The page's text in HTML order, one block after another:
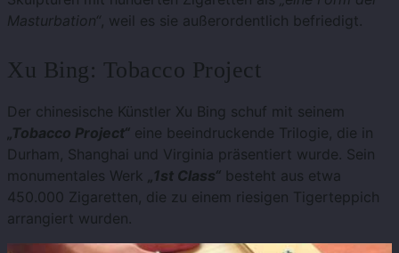
Masturbation“ , weil es sie außerordentlich befriedigt.
Xu Bing: Tobacco Project
Der chinesische Künstler Xu Bing schuf mit seinem
„Tobacco Project“ eine beeindruckende Trilogie, die in
Durham, Shanghai und Virginia präsentiert wurde. Sein
monumentales Werk
„1st Class“ besteht aus etwa
450.000 Zigaretten, die zu einem riesigen Tigerteppich
arrangiert wurden.